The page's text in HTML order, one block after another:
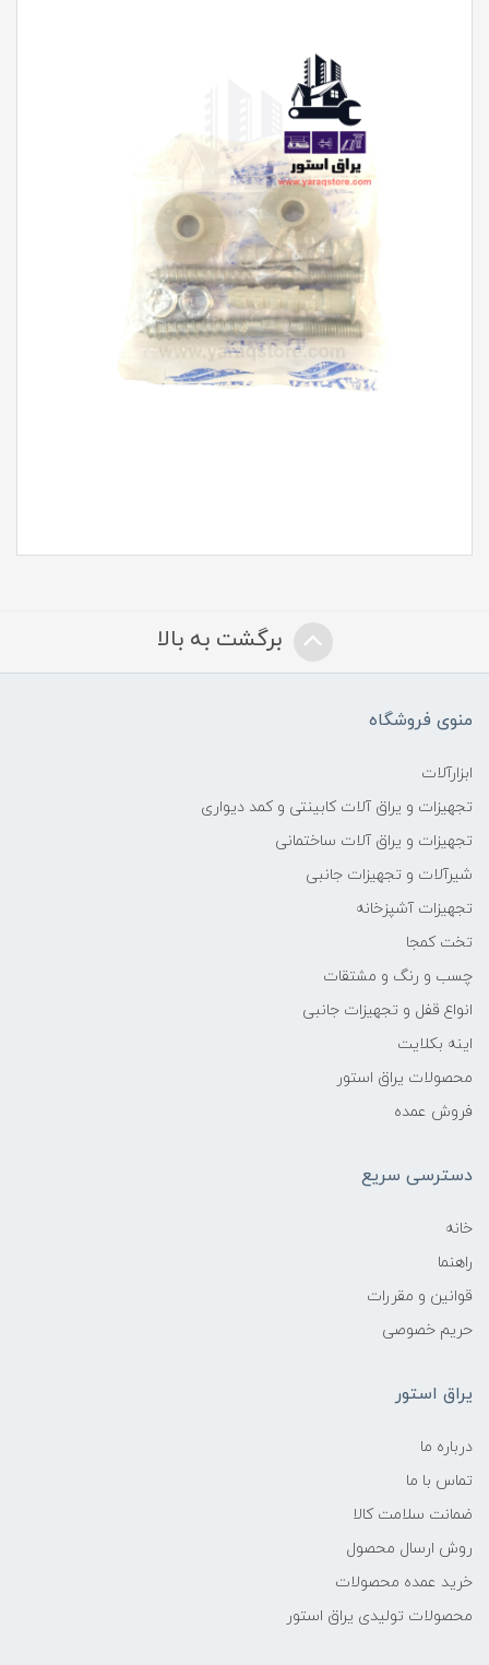
برگشت به بالا
منوی فروشگاه
ابزارآلات
تجهیزات و یراق آلات کابینتی و کمد دیواری
تجهیزات و یراق آلات ساختمانی
شیرآلات و تجهیزات جانبی
تجهیزات آشپزخانه
تخت کمجا
چسب و رنگ و مشتقات
انواع قفل و تجهیزات جانبی
اینه بکلایت
محصولات یراق استور
فروش عمده
دسترسی سریع
خانه
راهنما
قوانین و مقررات
حریم خصوصی
یراق استور
درباره ما
تماس با ما
ضمانت سلامت کالا
روش ارسال محصول
خرید عمده محصولات
محصولات تولیدی یراق استور